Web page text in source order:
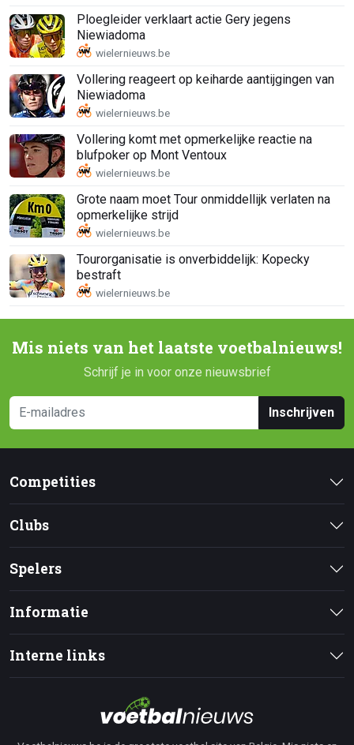
Ploegleider verklaart actie Gery jegens
Niewiadoma
Vollering reageert op keiharde aantijgingen van
Niewiadoma
Vollering komt met opmerkelijke reactie na
blufpoker op Mont Ventoux
Grote naam moet Tour onmiddellijk verlaten na
opmerkelijke strijd
Tourorganisatie is onverbiddelijk: Kopecky
bestraft
Mis niets van het laatste voetbalnieuws!
Schrijf je in voor onze nieuwsbrief
Inschrijven
Competities
Clubs
Spelers
Informatie
Interne links